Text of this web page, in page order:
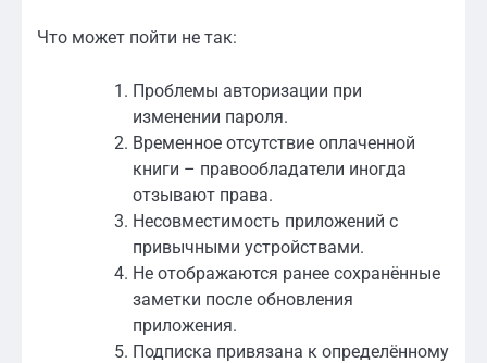
Что может пойти не так:
Проблемы авторизации при
изменении пароля.
Временное отсутствие оплаченной
книги – правообладатели иногда
отзывают права.
Несовместимость приложений с
привычными устройствами.
Не отображаются ранее сохранённые
заметки после обновления
приложения.
Подписка привязана к определённому